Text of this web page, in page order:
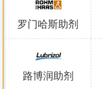
罗门哈斯助剂
路博润助剂